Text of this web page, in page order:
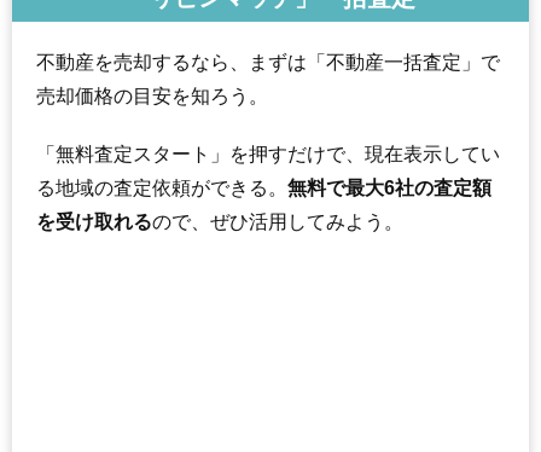
不動産を売却するなら、まずは「不動産一括査定」で
売却価格の目安を知ろう。
「無料査定スタート」を押すだけで、現在表示してい
る地域の査定依頼ができる。 無料で最大6社の査定額
を受け取れるので、ぜひ活用してみよう。